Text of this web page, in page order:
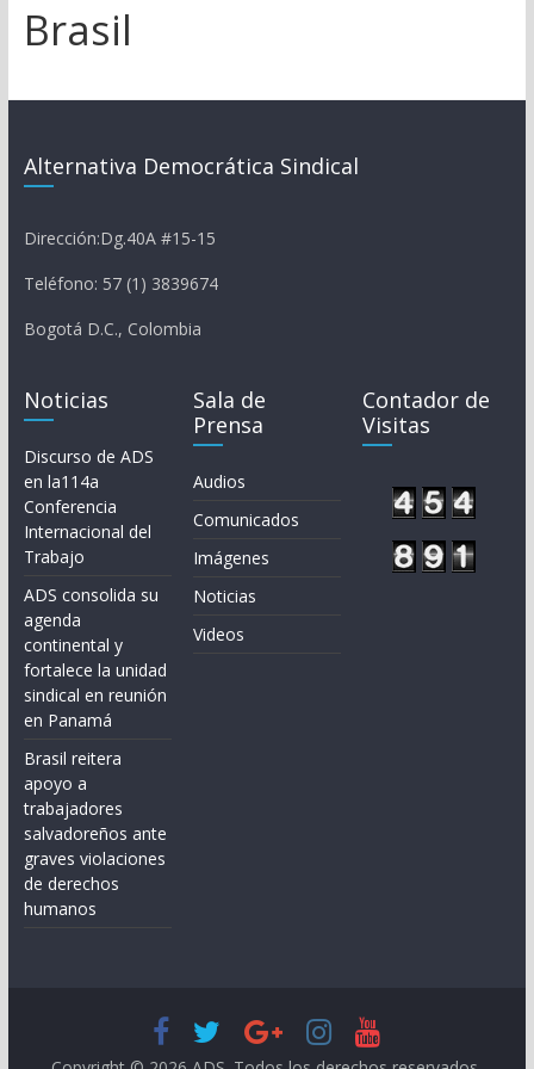
Brasil
Alternativa Democrática Sindical
Dirección:Dg.40A #15-15
Teléfono: 57 (1) 3839674
Bogotá D.C., Colombia
Noticias
Discurso de ADS
en la114a
Conferencia
Internacional del
Trabajo
ADS consolida su
agenda
continental y
fortalece la unidad
sindical en reunión
en Panamá
Brasil reitera
apoyo a
trabajadores
salvadoreños ante
graves violaciones
de derechos
humanos
Sala de
Prensa
Audios
Comunicados
Imágenes
Noticias
Videos
Contador de
Visitas